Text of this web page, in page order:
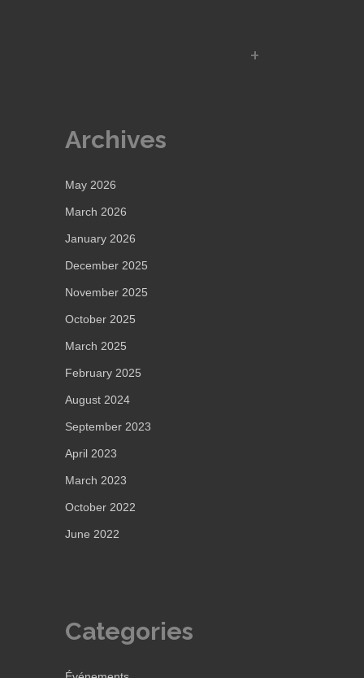
Archives
May 2026
March 2026
January 2026
December 2025
November 2025
October 2025
March 2025
February 2025
August 2024
September 2023
April 2023
March 2023
October 2022
June 2022
Categories